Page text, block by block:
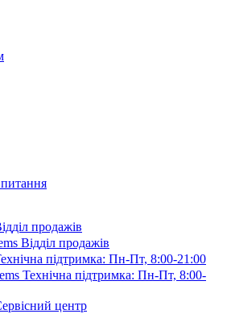
продажів
Відділ продажів
підтримка: Пн-Пт, 8:00-21:00
Технічна підтримка: Пн-Пт, 8:00-
центр